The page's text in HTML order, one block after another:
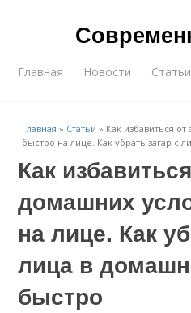
Главная Новости Статьи
Главная » Статьи » Как избавиться
быстро на лице. Как убрать загар с
Как
домашних
на лице. Как
лица в
быстро